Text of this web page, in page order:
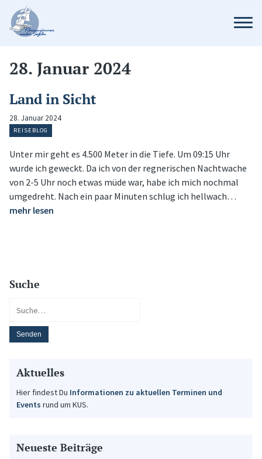
28. Januar 2024
Land in Sicht
28. Januar 2024
REISEBLOG
Unter mir geht es 4.500 Meter in die Tiefe. Um 09:15 Uhr
wurde ich geweckt. Da ich von der regnerischen Nachtwache
von 2-5 Uhr noch etwas müde war, habe ich mich nochmal
umgedreht. Nach ein paar Minuten schlug ich hellwach…
mehr lesen
Suche
Aktuelles
Hier findest Du Informationen zu aktuellen Terminen und
Events rund um KUS.
Neueste Beiträge